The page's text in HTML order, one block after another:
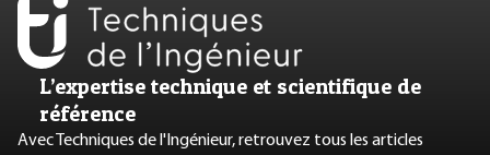
L’expertise technique et scientifique de
référence
Avec Techniques de l'Ingénieur, retrouvez tous les articles